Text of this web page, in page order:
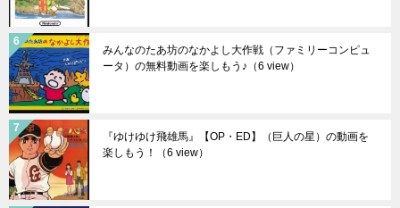
みんなのたあ坊のなかよし大作戦（ファミリーコンピュ
ータ）の無料動画を楽しもう♪ （6 view）
『ゆけゆけ飛雄馬』【OP・ED】（巨人の星）の動画を
楽しもう！
（6 view）